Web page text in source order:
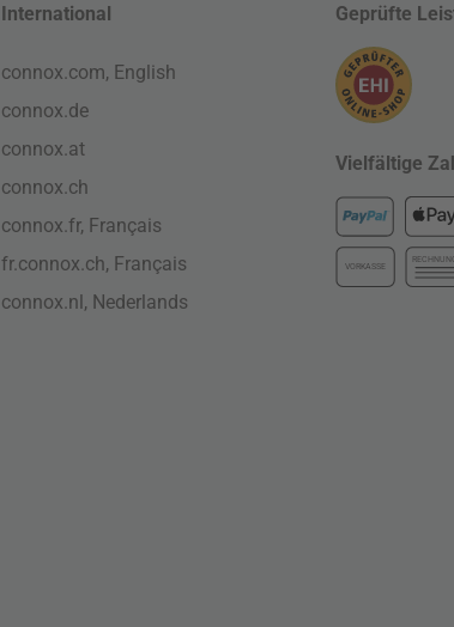
International
connox.com, English
connox.de
connox.at
connox.ch
connox.fr, Français
fr.connox.ch, Français
connox.nl, Nederlands
Geprüfte
Vielfältige
VORKASSE